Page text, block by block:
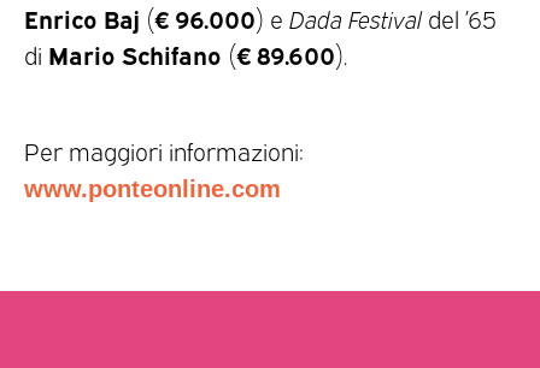
Enrico Baj (€ 96.000) e Dada Festivaldel ’65
di Mario Schifano (€ 89.600).
Per maggiori informazioni:
www.ponteonline.com